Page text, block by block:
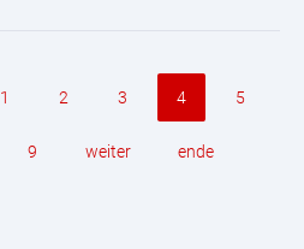
1 2 3 4 5
9 weiter ende